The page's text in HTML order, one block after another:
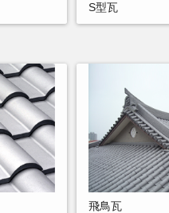
S型瓦
飛鳥瓦